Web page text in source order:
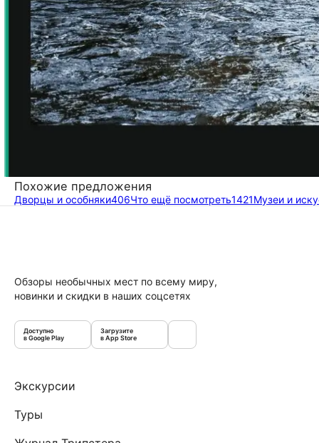
Похожие предложения
Дворцы и особняки406Что ещё посмотреть1421Музеи и
Обзоры необычных мест по всему миру,
новинки и скидки в наших соцсетях
Доступно
в Google Play
Загрузите
в App Store
Экскурсии
Туры